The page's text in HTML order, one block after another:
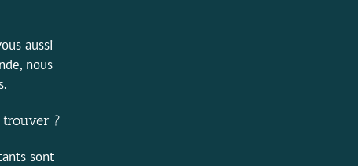
aussi
nous
trouver ?
sont